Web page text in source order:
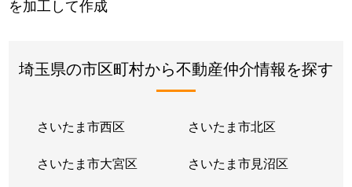
を加工して作成
埼玉県の市区町村から不動産仲介情報を探す
さいたま市西区 さいたま市北区
さいたま市大宮区 さいたま市見沼区